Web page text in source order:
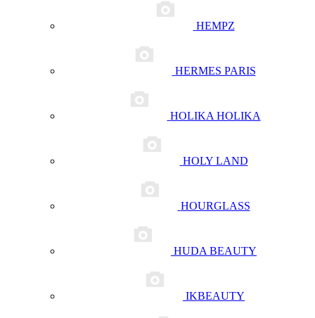
HEMPZ
HERMES PARIS
HOLIKA HOLIKA
HOLY LAND
HOURGLASS
HUDA BEAUTY
IKBEAUTY